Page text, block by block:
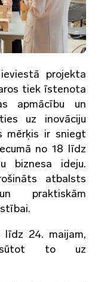
projekta
tiek īstenota
apmācību un
uz inovāciju
mērķis ir sniegt
no 18 līdz
biznesa ideju.
atbalsts
praktiskām
līdz 24. maijam,
to uz